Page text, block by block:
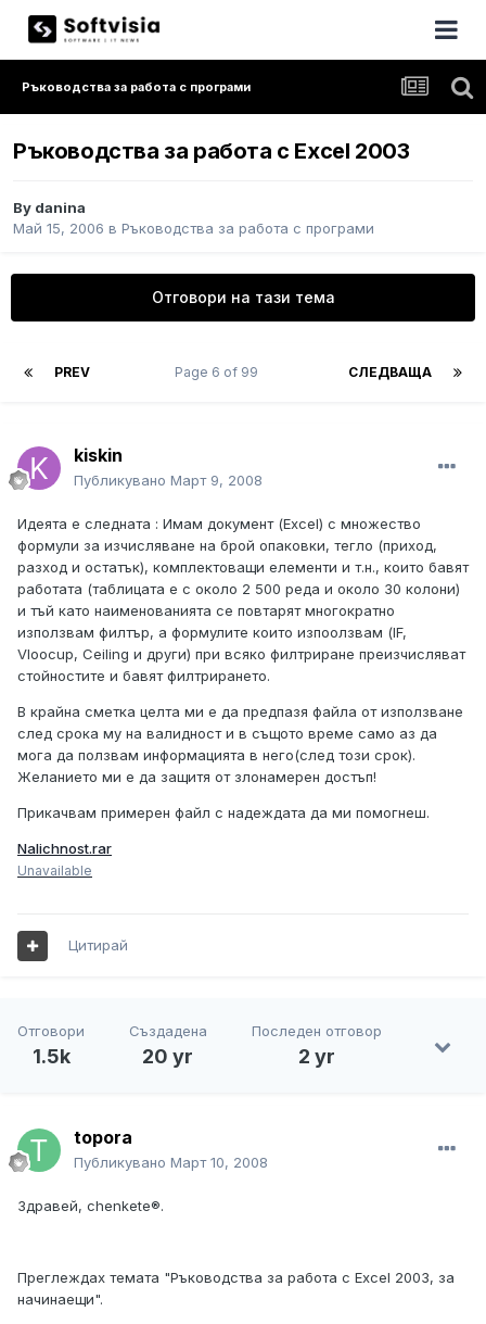
Ръководства за работа с програми
Ръководства за работа с Excel 2003
By danina
Май 15, 2006 в Ръководства за работа с програми
Отговори на тази тема
PREV СЛЕДВАЩА
Page 6 of 99
kiskin
Публикувано Март 9, 2008
Идеята е следната : Имам документ (Excel) с множество
формули за изчисляване на брой опаковки, тегло (приход,
разход и остатък), комплектоващи елементи и т.н., които бавят
работата (таблицата е с около 2 500 реда и около 30 колони)
и тъй като наименованията се повтарят многократно
използвам филтър, а формулите които изпоолзвам (IF,
Vloocup, Ceiling и други) при всяко филтриране преизчисляват
стойностите и бавят филтрирането.
В крайна сметка целта ми е да предпазя файла от използване
след срока му на валидност и в същото време само аз да
мога да ползвам информацията в него(след този срок).
Желанието ми е да защитя от злонамерен достъп!
Прикачвам примерен файл с надеждата да ми помогнеш.
Nalichnost.rar
Unavailable
Цитирай
Отговори
1.5k
Създадена
20 yr
Последен отговор
2 yr
topora
Публикувано Март 10, 2008
Здравей, chenkete®.
Преглеждах темата "Ръководства за работа с Excel 2003, за
начинаещи".